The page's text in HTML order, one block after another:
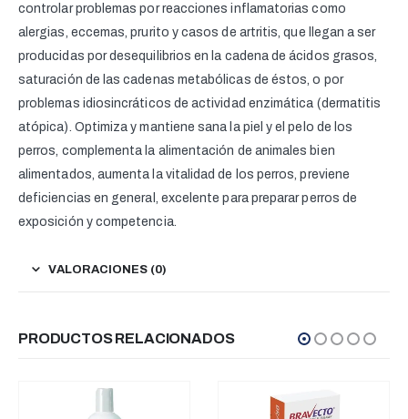
controlar problemas por reacciones inflamatorias como
alergias, eccemas, prurito y casos de artritis, que llegan a ser
producidas por desequilibrios en la cadena de ácidos grasos,
saturación de las cadenas metabólicas de éstos, o por
problemas idiosincráticos de actividad enzimática (dermatitis
atópica). Optimiza y mantiene sana la piel y el pelo de los
perros, complementa la alimentación de animales bien
alimentados, aumenta la vitalidad de los perros, previene
deficiencias en general, excelente para preparar perros de
exposición y competencia.
VALORACIONES (0)
PRODUCTOS RELACIONADOS